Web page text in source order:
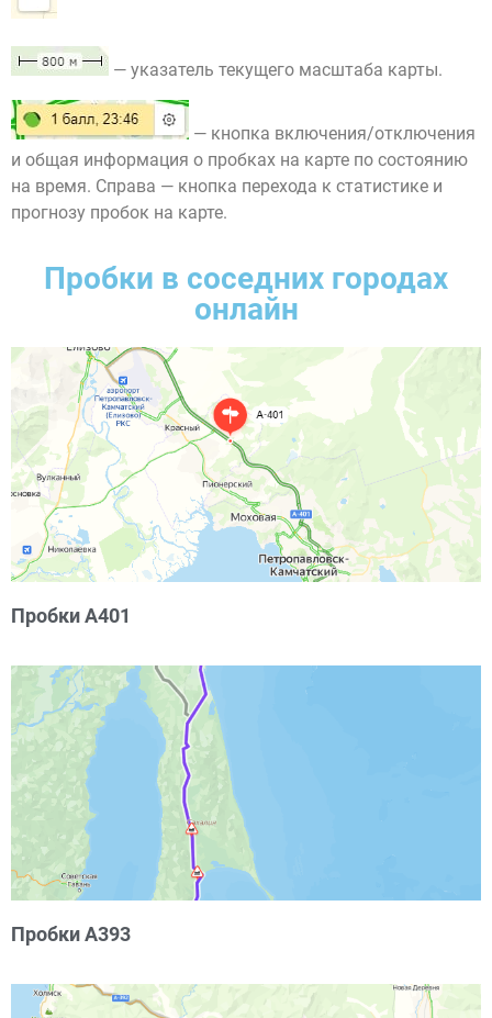
— указатель текущего масштаба карты.
— кнопка включения/отключения
и общая информация о пробках на карте по состоянию
на время. Справа — кнопка перехода к статистике и
прогнозу пробок на карте.
Пробки в соседних городах
онлайн
Пробки А401
Пробки А393